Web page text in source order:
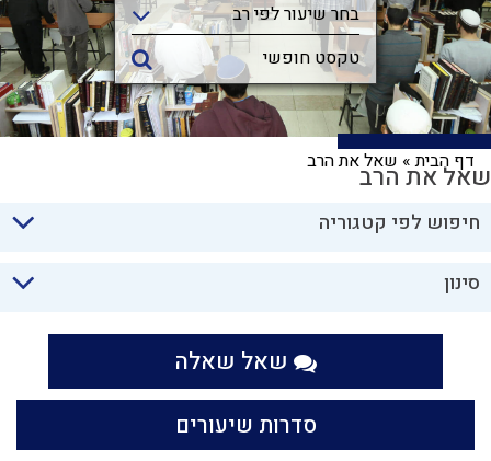
בחר שיעור לפי רב
דף הבית» שאל את הרבשאל את הרב
חיפוש לפי קטגוריה
סינון
שאל שאלה
סדרות שיעורים